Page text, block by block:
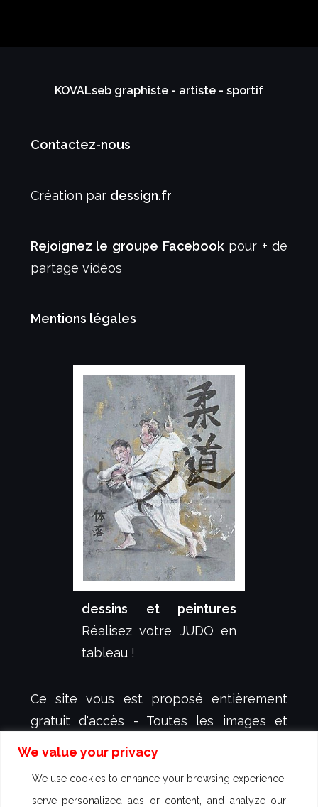
We value your privacy
We use cookies to enhance your browsing experience,
serve personalized ads or content, and analyze our
KOVALseb graphiste - artiste - sportif
Contactez-nous
Création par dessign.fr
Rejoignez le groupe Facebook pour + de
partage vidéos
Mentions légales
dessins et peintures
Réalisez votre JUDO en
tableau !
Ce site vous est proposé entièrement
gratuit d'accès - Toutes les images et
créateur et illustrateur Sébastien KOVAL -